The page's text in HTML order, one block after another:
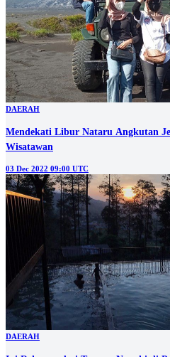
DAERAH
Mendekati Libur Nataru Angkutan
Wisatawan
03 Dec 2022 09:00 UTC
DAERAH